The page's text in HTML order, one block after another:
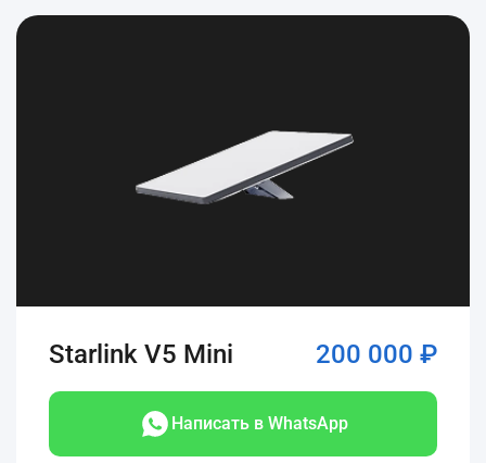
Starlink V5 Mini 200 000 ₽
Написать в WhatsApp